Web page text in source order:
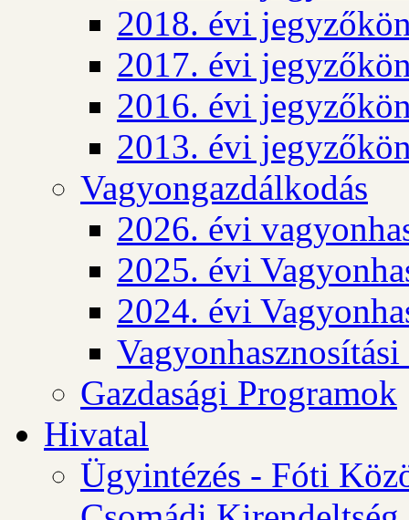
2018. évi
2017. évi
2016. évi
2013. évi
Vagyongazdálkodás
2026. évi
2025. évi
2024. évi
Gazdasági Programok
Hivatal
Ügyintézés - Fóti